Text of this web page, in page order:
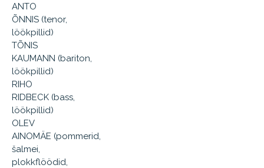
ANTO
ÕNNIS (tenor,
löökpillid)
TÕNIS
KAUMANN (bariton,
löökpillid)
RIHO
RIDBECK (bass,
löökpillid)
OLEV
AINOMÄE (pommerid,
šalmei,
plokkflöödid,